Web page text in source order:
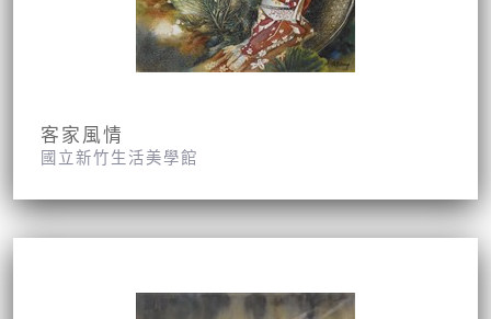
客家風情
國立新竹生活美學館